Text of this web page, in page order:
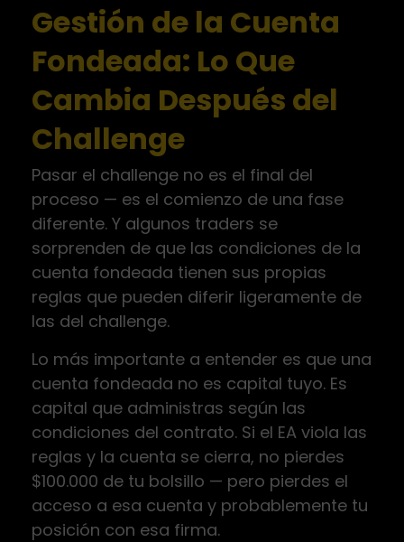
Gestión de la Cuenta
Fondeada: Lo Que
Cambia Después del
Challenge
Pasar el challenge no es el final del
proceso — es el comienzo de una fase
diferente. Y algunos traders se
sorprenden de que las condiciones de la
cuenta fondeada tienen sus propias
reglas que pueden diferir ligeramente de
las del challenge.
Lo más importante a entender es que una
cuenta fondeada no es capital tuyo. Es
capital que administras según las
condiciones del contrato. Si el EA viola las
reglas y la cuenta se cierra, no pierdes
$100.000 de tu bolsillo — pero pierdes el
acceso a esa cuenta y probablemente tu
posición con esa firma.